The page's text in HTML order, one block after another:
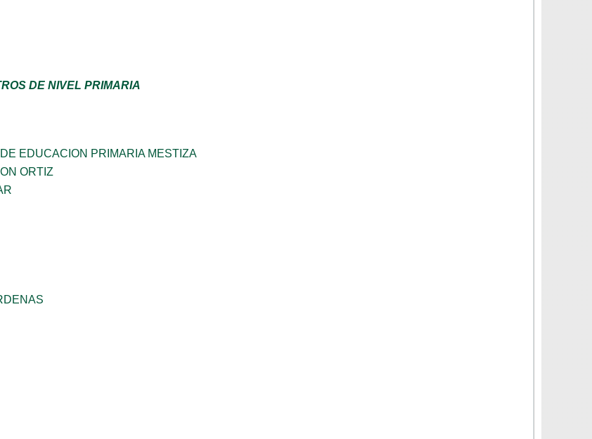
DE NIVEL PRIMARIA
EDUCACION PRIMARIA MESTIZA
ORTIZ